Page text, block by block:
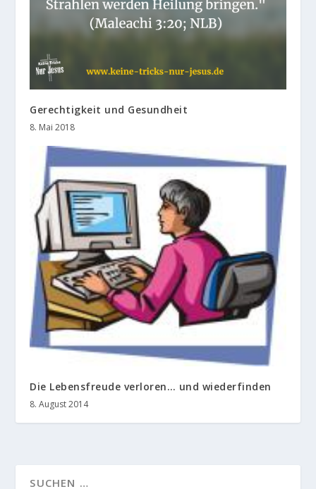
Gerechtigkeit und Gesundheit
8. Mai 2018
Die Lebensfreude verloren… und wiederfinden
8. August 2014